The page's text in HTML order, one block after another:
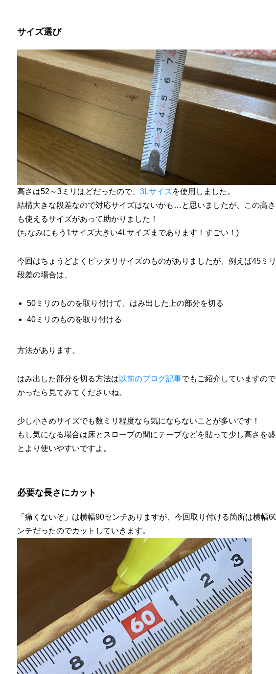
サイズ選び
高さは52～3ミリほどだったので、 3Lサイズを使用しました。
結構大きな段差なので対応サイズはないかも…と思いましたが、この高さ
も使えるサイズがあって助かりました！
(ちなみにもう1サイズ大きい4Lサイズまであります！すごい！)
今回はちょうどよくピッタリサイズのものがありましたが、例えば45ミ
段差の場合は、
50ミリのものを取り付けて、はみ出した上の部分を切る
40ミリのものを取り付ける
方法があります。
はみ出した部分を切る方法は 以前のブログ記事でもご紹介していますので
かったら見てみてくださいね。
少し小さめサイズでも数ミリ程度なら気にならないことが多いです！
もし気になる場合は床とスロープの間にテープなどを貼って少し高さを盛
とより使いやすいですよ。
必要な長さにカット
「痛くないぞ」は横幅90センチありますが、今回取り付ける箇所は横幅
ンチだったのでカットしていきます。